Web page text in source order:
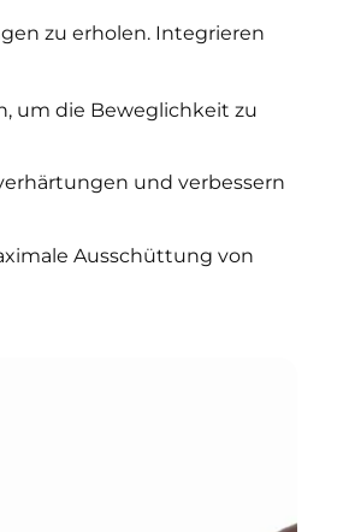
zu erholen. Integrieren
um die Beweglichkeit zu
und verbessern
Ausschüttung von